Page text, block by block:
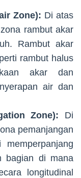
Zone): Di atas
rambut akar
Rambut akar
rambut halus
akar dan
air dan
Zone): Di
pemanjangan
bagian di mana
longitudinal